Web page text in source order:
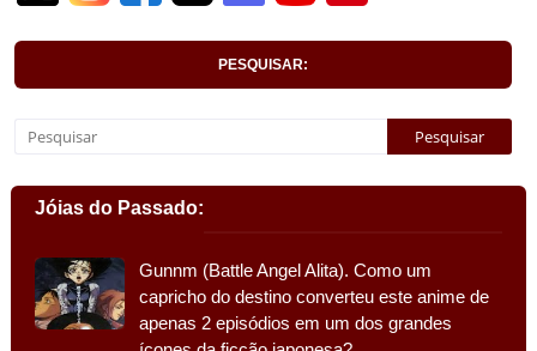
PESQUISAR:
Jóias do Passado:
Gunnm (Battle Angel Alita). Como um
capricho do destino converteu este anime de
apenas 2 episódios em um dos grandes